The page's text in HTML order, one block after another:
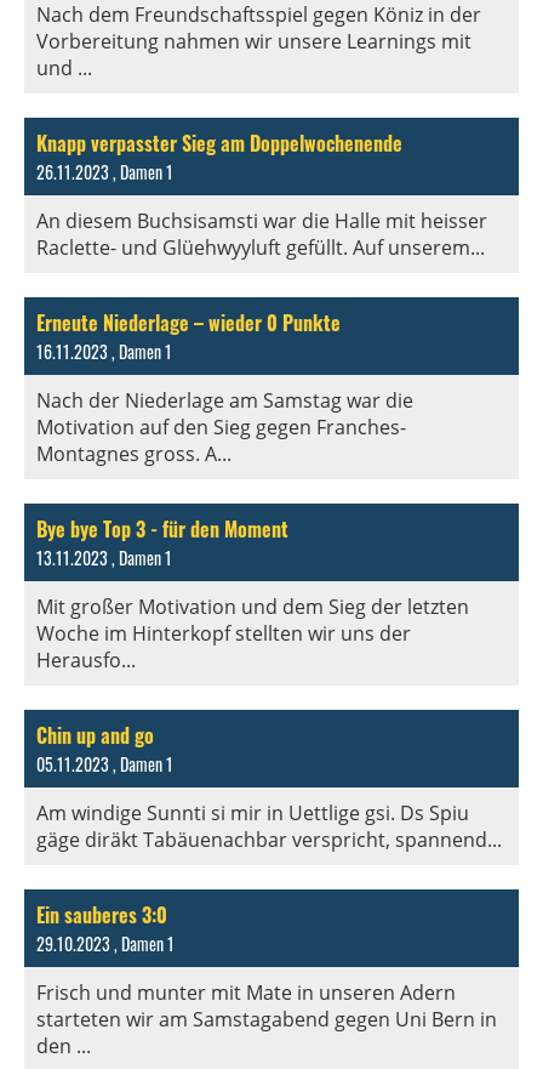
Nach dem Freundschaftsspiel gegen Köniz in der
Vorbereitung nahmen wir unsere Learnings mit
und ...
Knapp verpasster Sieg am Doppelwochenende
26.11.2023, Damen 1
An diesem Buchsisamsti war die Halle mit heisser
Raclette- und Glüehwyyluft gefüllt. Auf unserem...
Erneute Niederlage – wieder 0 Punkte
16.11.2023, Damen 1
Nach der Niederlage am Samstag war die
Motivation auf den Sieg gegen Franches-
Montagnes gross. A...
Bye bye Top 3 - für den Moment
13.11.2023, Damen 1
Mit großer Motivation und dem Sieg der letzten
Woche im Hinterkopf stellten wir uns der
Herausfo...
Chin up and go
05.11.2023, Damen 1
Am windige Sunnti si mir in Uettlige gsi. Ds Spiu
gäge diräkt Tabäuenachbar verspricht, spannend...
Ein sauberes 3:0
29.10.2023, Damen 1
Frisch und munter mit Mate in unseren Adern
starteten wir am Samstagabend gegen Uni Bern in
den ...